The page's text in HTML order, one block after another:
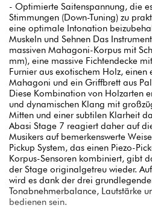
- Optimierte Saitenspannung, die
Stimmungen (Down-Tuning) zu
eine optimale Intonation
Muskeln und Sehnen Das
massiven Mahagoni-Korpus mit
mm), eine massive Fichtendecke
Furnier aus exotischem Holz,
Mahagoni und ein Griffbrett aus
Diese Kombination von Holzarten
und dynamischen Klang mit
Mitten und einer subtilen Klarheit
Abasi Stage 7 reagiert daher auf
Musikers auf bemerkenswerte
Pickup System, das einen Piezo-
Korpus-Sensoren kombiniert, gibt
der Stage originalgetreu wieder.
wird es dank der drei
Tonabnehmerbalance, Lautstärke
bedienen sein.